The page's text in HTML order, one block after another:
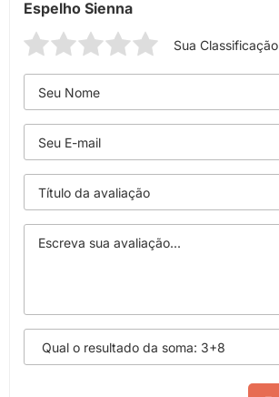
Espelho Sienna
Sua Classificação